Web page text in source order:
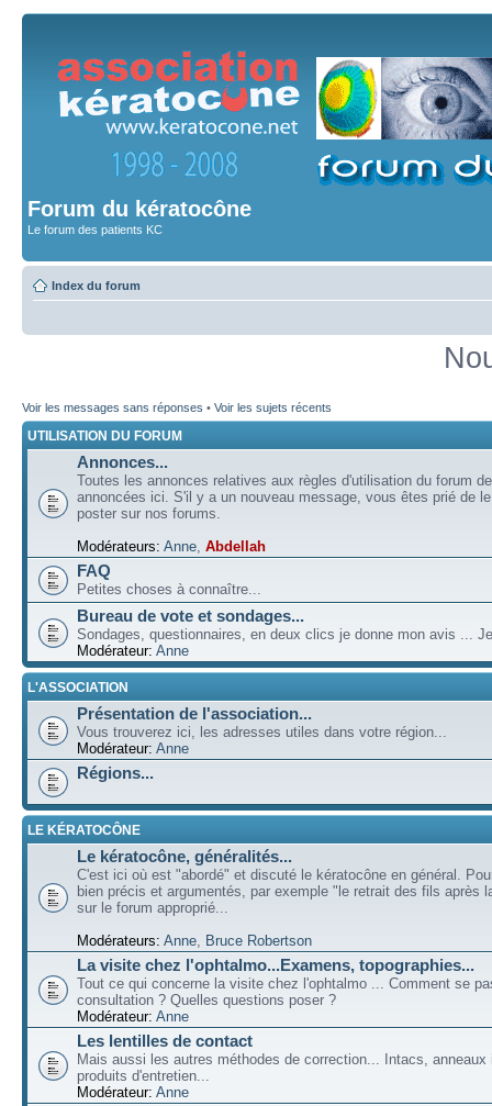
Forum du kératocône
Le forum des patients KC
Index du forum
Voir les messages sans réponses • Voir les sujets récents
UTILISATION DU FORUM
Annonces...
Toutes les annonces relatives aux règles d'utilisation du forum
annoncées ici. S'il y a un nouveau message, vous êtes prié de
poster sur nos forums.
Modérateurs: Anne, Abdellah
FAQ
Petites choses à connaître...
Bureau de vote et sondages...
Sondages, questionnaires, en deux clics je donne mon avis ...
Modérateur: Anne
L'ASSOCIATION
Présentation de l'association...
Vous trouverez ici, les adresses utiles dans votre région...
Modérateur: Anne
Régions...
LE KÉRATOCÔNE
Le kératocône, généralités...
C'est ici où est "abordé" et discuté le kératocône en général.
bien précis et argumentés, par exemple "le retrait des fils après
sur le forum approprié...
Modérateurs: Anne, Bruce Robertson
La visite chez l'ophtalmo...Examens, topographies...
Tout ce qui concerne la visite chez l'ophtalmo ... Comment se
consultation ? Quelles questions poser ?
Modérateur: Anne
Les lentilles de contact
Mais aussi les autres méthodes de correction... Intacs, anneaux
produits d'entretien...
Modérateur: Anne